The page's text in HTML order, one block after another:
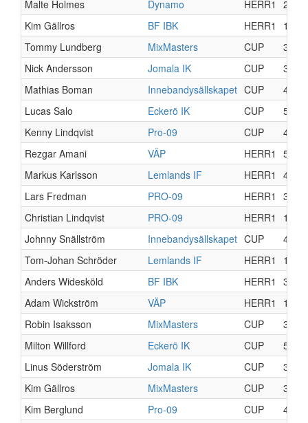
Malte Holmes Dynamo HERR1 2
Kim Gällros
BF IBK HERR1 11
Tommy Lundberg
MixMasters CUP 3
Nick Andersson
Jomala IK CUP 3
Mathias Boman
Innebandysällskapet CUP 4
Lucas Salo
Eckerö IK CUP 5
Kenny Lindqvist
Pro-09 CUP 4
Rezgar Amani
VÄP HERR1 5
Markus Karlsson
Lemlands IF HERR1 4
Lars Fredman
PRO-09 HERR1 3
Christian Lindqvist
PRO-09 HERR1 11
Johnny Snällström
Innebandysällskapet CUP 4
Tom-Johan Schröder
Lemlands IF HERR1 14
Anders Widesköld
BF IBK HERR1 3
Adam Wickström
VÄP HERR1 1
Robin Isaksson
MixMasters CUP 3
Milton Willford
Eckerö IK CUP 5
Linus Söderström
Jomala IK CUP 3
Kim Gällros
MixMasters CUP 3
Kim Berglund
Pro-09 CUP 4